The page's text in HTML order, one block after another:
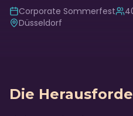
Corporate Sommerfest
Düsseldorf
Die